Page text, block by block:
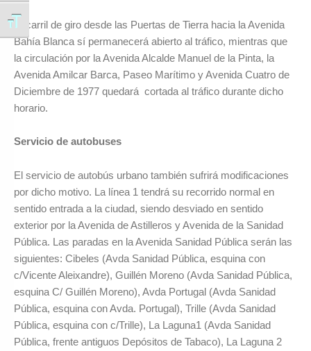
Alternar tamaño de letra
El carril de giro desde las Puertas de Tierra hacia la Avenida
Bahía Blanca sí permanecerá abierto al tráfico, mientras que
la circulación por la Avenida Alcalde Manuel de la Pinta, la
Avenida Amilcar Barca, Paseo Marítimo y Avenida Cuatro de
Diciembre de 1977 quedará cortada al tráfico durante dicho
horario.
Servicio de autobuses
El servicio de autobús urbano también sufrirá modificaciones
por dicho motivo. La línea 1 tendrá su recorrido normal en
sentido entrada a la ciudad, siendo desviado en sentido
exterior por la Avenida de Astilleros y Avenida de la Sanidad
Pública. Las paradas en la Avenida Sanidad Pública serán las
siguientes: Cibeles (Avda Sanidad Pública, esquina con
c/Vicente Aleixandre), Guillén Moreno (Avda Sanidad Pública,
esquina C/ Guillén Moreno), Avda Portugal (Avda Sanidad
Pública, esquina con Avda. Portugal), Trille (Avda Sanidad
Pública, esquina con c/Trille), La Laguna1 (Avda Sanidad
Pública, frente antiguos Depósitos de Tabaco), La Laguna 2